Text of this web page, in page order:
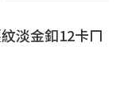
淡金釦12卡ㄇ